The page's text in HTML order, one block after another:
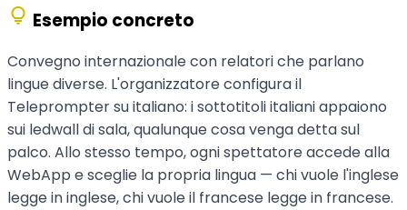
lightbulb Esempio concreto
Convegno internazionale con relatori che parlano
lingue diverse. L'organizzatore configura il
Teleprompter su italiano: i sottotitoli italiani appaiono
sui ledwall di sala, qualunque cosa venga detta sul
palco. Allo stesso tempo, ogni spettatore accede alla
WebApp e sceglie la propria lingua — chi vuole l'inglese
legge in inglese, chi vuole il francese legge in francese.